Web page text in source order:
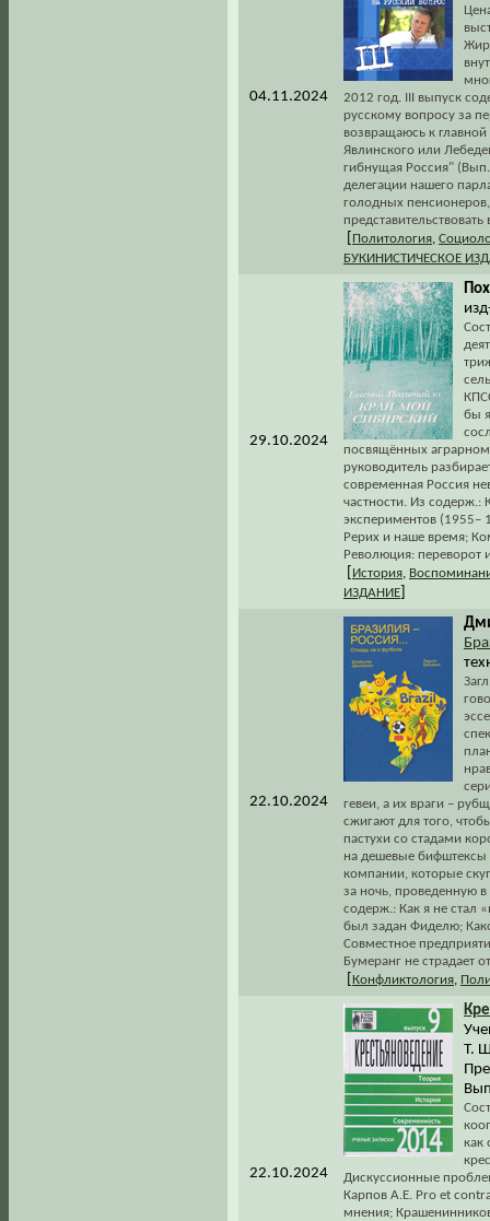
04.11.2024
2012 год. III выпуск
русскому вопросу за
возвращаюсь к
Явлинского или
гибнущая Россия"
делегации нашего
голодных
Политология
БУКИНИСТИЧЕСКОЕ
29.10.2024
бы
посвящённых
руководитель
современная Россия
частности. Из содерж.:
экспериментов (1955–
Рерих и наше время;
Революция: переворот
История
ИЗДАНИЕ
22.10.2024
гевеи, а их враги –
сжигают для того,
пастухи со стадами
на дешевые бифштексы
компании, которые
за ночь, проведенную
содерж.: Как я не стал
был задан Фиделю;
Совместное
Бумеранг не страдает
Конфликтология
22.10.2024
Т.
как
Дискуссионные
Карпов А.Е. Pro et
мнения;